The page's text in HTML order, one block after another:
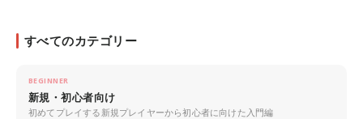
すべてのカテゴリー
BEGINNER
新規・初心者向け
初めてプレイする新規プレイヤーから初心者に向けた入門編